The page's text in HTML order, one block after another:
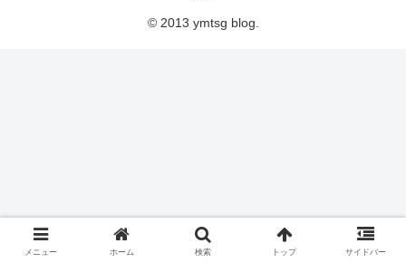
© 2013 ymtsg blog.
メニュー ホーム 検索 トップ サイドバー